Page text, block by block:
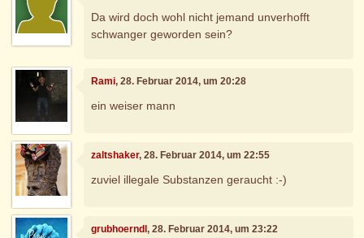
Da wird doch wohl nicht jemand unverhofft
schwanger geworden sein?
Rami, 28. Februar 2014, um 20:28
ein weiser mann
zaltshaker, 28. Februar 2014, um 22:55
zuviel illegale Substanzen geraucht :-)
grubhoerndl, 28. Februar 2014, um 23:22